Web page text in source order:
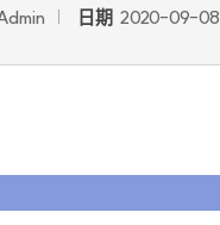
日期 2020-09-08